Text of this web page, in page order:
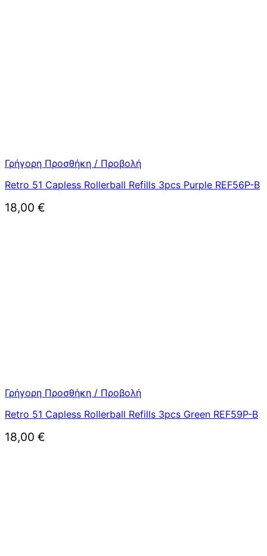
Γρήγορη Προσθήκη / Προβολή
Retro 51 Capless Rollerball Refills 3pcs Purple REF56P-B
18,00 €
Γρήγορη Προσθήκη / Προβολή
Retro 51 Capless Rollerball Refills 3pcs Green REF59P-B
18,00 €